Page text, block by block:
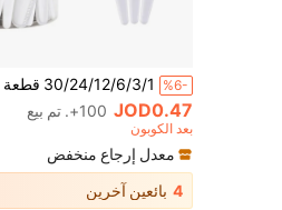
%6-
JOD0.47 100+. تم بيع
بعد الكوبون
معدل إرجاع منخفض
4 بائعين آخرين